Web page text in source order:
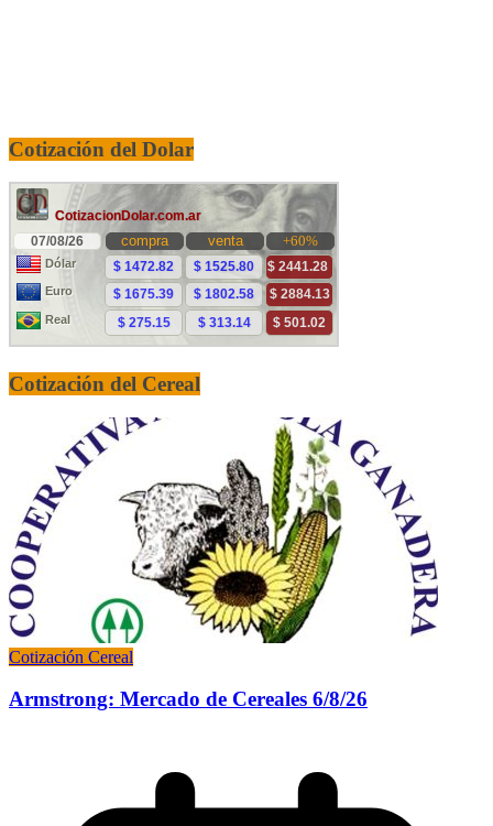
Cotización del Dolar
Cotización del Cereal
Cotización Cereal
Armstrong: Mercado de Cereales 6/8/26